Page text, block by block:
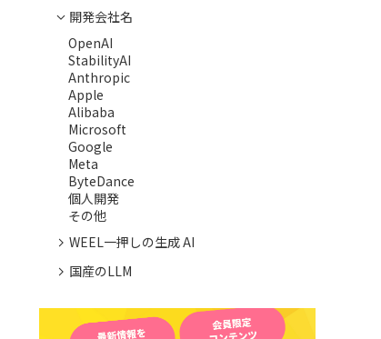
開発会社名
OpenAI
StabilityAI
Anthropic
Apple
Alibaba
Microsoft
Google
Meta
ByteDance
個人開発
その他
WEEL一押しの生成 AI
国産のLLM